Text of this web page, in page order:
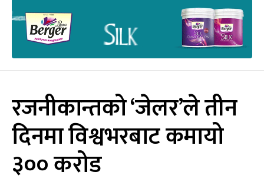
रजनीकान्तको ‘जेलर’ले तीन
दिनमा विश्वभरबाट कमायो
३०० करोड